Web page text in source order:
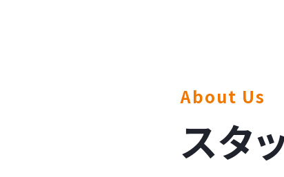
About Us
スタ